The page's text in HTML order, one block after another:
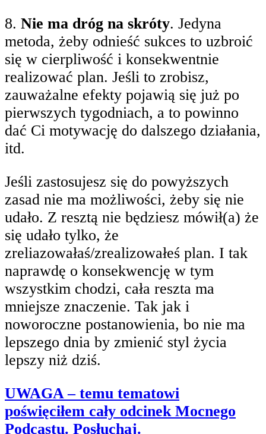
8. Nie ma dróg na skróty. Jedyna
metoda, żeby odnieść sukces to uzbroić
się w cierpliwość i konsekwentnie
realizować plan. Jeśli to zrobisz,
zauważalne efekty pojawią się już po
pierwszych tygodniach, a to powinno
dać Ci motywację do dalszego działania,
itd.
Jeśli zastosujesz się do powyższych
zasad nie ma możliwości, żeby się nie
udało. Z resztą nie będziesz mówił(a) że
się udało tylko, że
zreliazowałaś/zrealizowałeś plan. I tak
naprawdę o konsekwencję w tym
wszystkim chodzi, cała reszta ma
mniejsze znaczenie. Tak jak i
noworoczne postanowienia, bo nie ma
lepszego dnia by zmienić styl życia
lepszy niż dziś.
UWAGA – temu tematowi
poświęciłem cały odcinek Mocnego
Podcastu. Posłuchaj.